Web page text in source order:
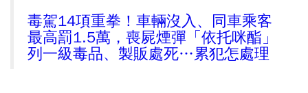
毒駕14項重拳！車輛沒入、同車乘客
最高罰1.5萬，喪屍煙彈「依托咪酯」
列一級毒品、製販處死…累犯怎處理